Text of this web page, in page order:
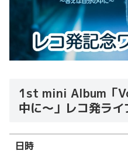
1st mini Album「
中に～」レコ発ライ
日時